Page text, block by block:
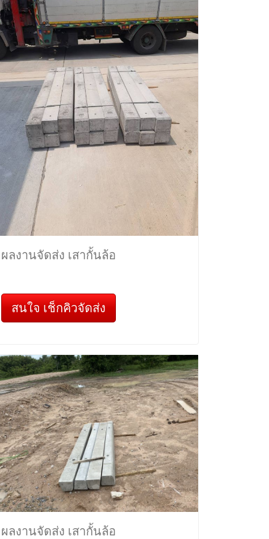
ผลงานจัดส่ง เสากั้นล้อ
สนใจ เช็กคิวจัดส่ง
ผลงานจัดส่ง เสากั้นล้อ